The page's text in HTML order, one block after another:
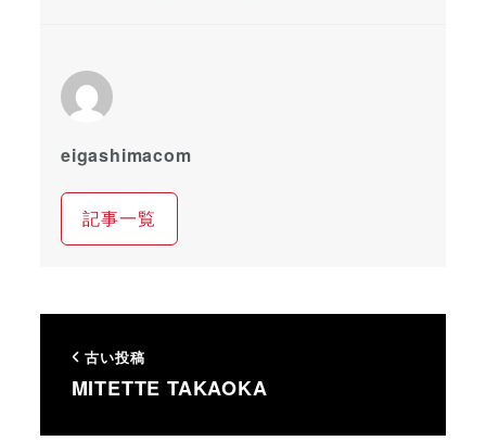
eigashimacom
記事一覧
古い投稿
MITETTE TAKAOKA